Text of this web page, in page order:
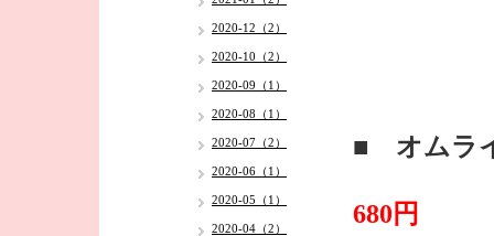
■ オムラ
680円
2020-12（2）
2020-10（2）
2020-09（1）
2020-08（1）
2020-07（2）
2020-06（1）
2020-05（1）
2020-04（2）